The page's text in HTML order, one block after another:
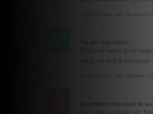
Tytexpe de repas: amis Mes notes
Un très bon resto !
Voici un super petit
avoir du mal à
Tytexpe de repas: amis Mes notes
le meilleur resto made in
avec mon copain par